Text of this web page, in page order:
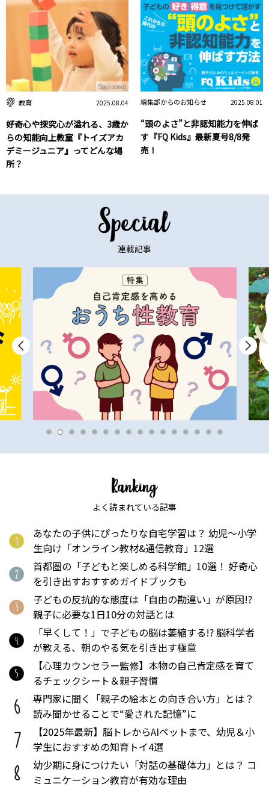
よく読まれている記事
あなたの子供にぴったりな自宅学習は？ 幼児〜小学
生向け「オンライン教材&通信教育」12選
首都圏の「子どもと楽しめる科学館」10選！ 好奇心
を引き出すおすすめガイドブックも
子どもの反抗的な態度は「自由の勘違い」が原因!?
親子に必要な1日10分の対話とは
「早くして！」で子どもの脳は萎縮する!? 脳科学者
が教える、朝のやる気を引き出す極意
【心理カウンセラー監修】本物の自己肯定感を育て
るチェックシート＆親子習慣
専門家に聞く「親子の絵本との向き合い方」とは？
読み聞かせることで“愛された記憶”に
【2025年最新】脳トレからAIペットまで、幼児＆小
学生におすすめの知育トイ4選
幼少期に身につけたい「対話の基礎体力」とは？ コ
ミュニケーション教育が有効な理由
教育 2025.08.04
好奇心や探究心が溢れる、3歳か
らの知能向上教室『トイズアカ
デミージュニア』ってどんな場
所？
Sponsored
編集部からのお知らせ 2025.08.01
“頭のよさ”と非認知能力を伸ば
す『FQ Kids』最新夏号8/8発
売！
連載記事